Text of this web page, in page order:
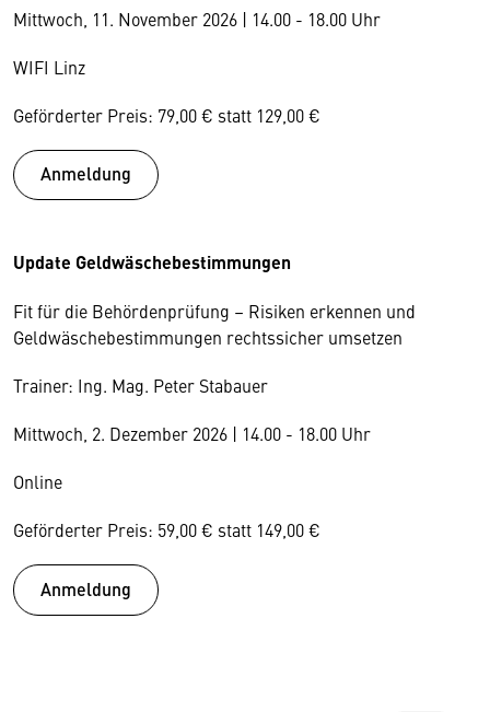
Mittwoch, 11. November 2026 | 14.00 - 18.00 Uhr
WIFI Linz
Geförderter Preis: 79,00 € statt 129,00 €
Anmeldung
Update Geldwäschebestimmungen
Fit für die Behördenprüfung – Risiken erkennen und
Geldwäschebestimmungen rechtssicher umsetzen
Trainer: Ing. Mag. Peter Stabauer
Mittwoch, 2. Dezember 2026 | 14.00 - 18.00 Uhr
Online
Geförderter Preis: 59,00 € statt 149,00 €
Anmeldung